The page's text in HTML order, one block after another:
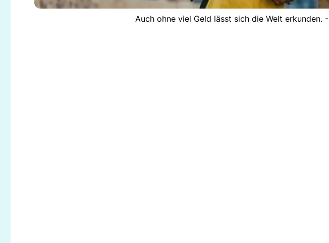
Auch ohne viel Geld lässt sich die Welt erkunden.